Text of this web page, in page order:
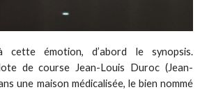
cette émotion, d’abord le synopsis.
de course Jean-Louis Duroc (Jean-
une maison médicalisée, le bien nommé